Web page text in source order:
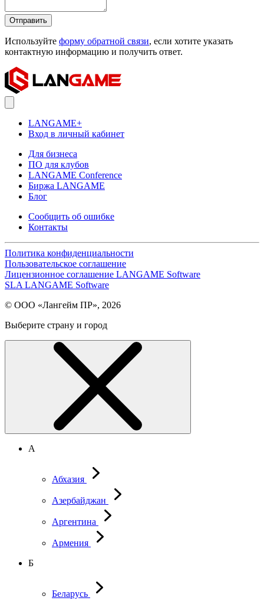
Отправить
Используйте форму обратной связи, если хотите указать
контактную информацию и получить ответ.
LANGAME+
Вход в личный кабинет
Для бизнеса
ПО для клубов
LANGAME Conference
Биржа LANGAME
Блог
Сообщить об ошибке
Контакты
Политика конфиденциальности
Пользовательское соглашение
Лицензионное соглашение LANGAME Software
SLA LANGAME Software
© ООО «Лангейм ПР», 2026
Выберите страну и город
А
Абхазия
Азербайджан
Аргентина
Армения
Б
Беларусь